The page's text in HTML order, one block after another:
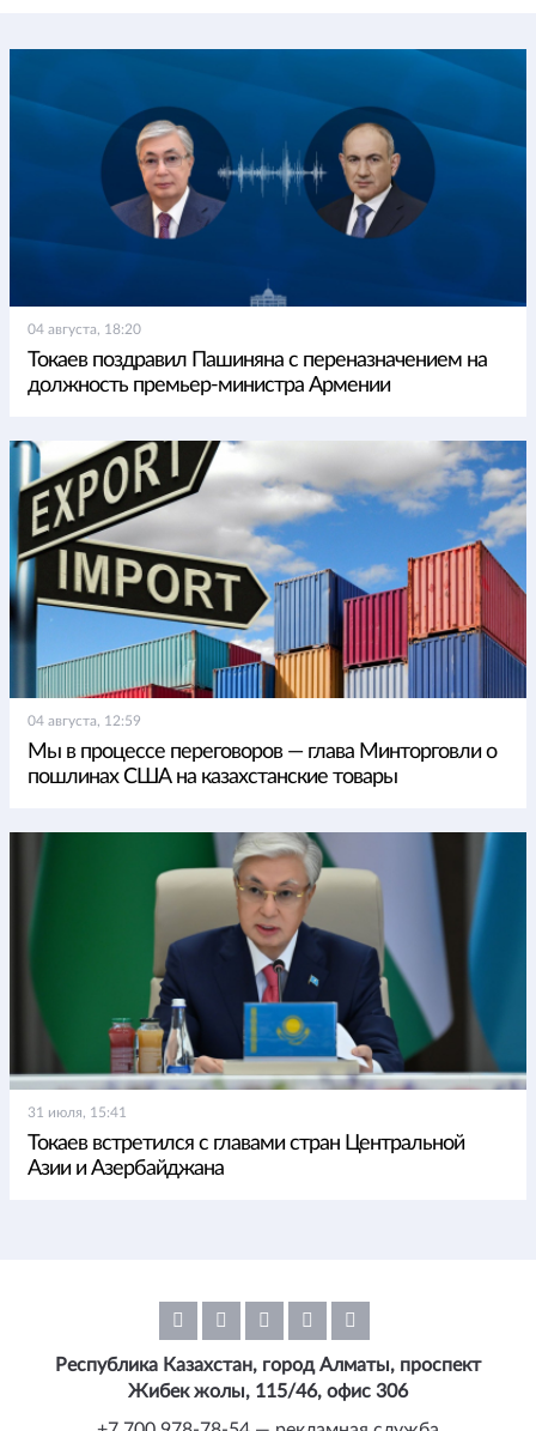
04 августа, 18:20
Токаев поздравил Пашиняна с переназначением на
должность премьер-министра Армении
04 августа, 12:59
Мы в процессе переговоров — глава Минторговли о
пошлинах США на казахстанские товары
31 июля, 15:41
Токаев встретился с главами стран Центральной
Азии и Азербайджана
Республика Казахстан, город Алматы, проспект
Жибек жолы, 115/46, офис 306